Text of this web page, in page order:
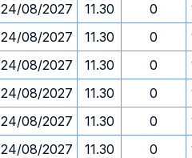
24/08/2027 11.30 0
24/08/2027 11.30 0
24/08/2027 11.30 0
24/08/2027 11.30 0
24/08/2027 11.30 0
24/08/2027 11.30 0